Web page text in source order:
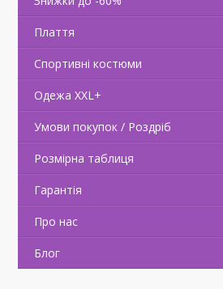
Плаття
Спортивні костюми
Одежа ХХL+
Умови покупок / Роздріб
Розмірна таблиця
Гарантія
Про нас
Блог